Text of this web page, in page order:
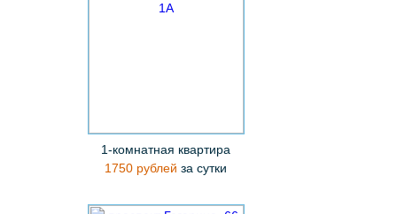
1-комнатная квартира
1750 рублей за сутки